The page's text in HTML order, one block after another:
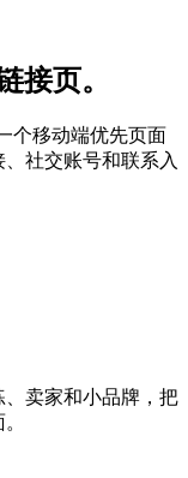
接页。
个移动端优先页面
社交账号和联系入
卖家和小品牌，把